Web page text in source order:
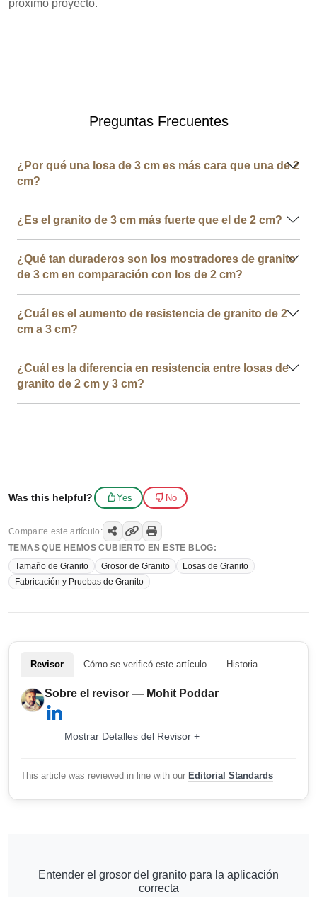
próximo proyecto.
Preguntas Frecuentes
¿Por qué una losa de 3 cm es más cara que una de 2
cm?
¿Es el granito de 3 cm más fuerte que el de 2 cm?
¿Qué tan duraderos son los mostradores de granito
de 3 cm en comparación con los de 2 cm?
¿Cuál es el aumento de resistencia de granito de 2
cm a 3 cm?
¿Cuál es la diferencia en resistencia entre losas de
granito de 2 cm y 3 cm?
Was this helpful? Yes No
Comparte este artículo:
TEMAS QUE HEMOS CUBIERTO EN ESTE BLOG:
Tamaño de Granito
Grosor de Granito
Losas de Granito
Fabricación y Pruebas de Granito
Revisor Cómo se verificó este artículo Historia
Sobre el revisor — Mohit Poddar
Mostrar Detalles del Revisor +
This article was reviewed in line with our Editorial Standards
Entender el grosor del granito para la aplicación
correcta